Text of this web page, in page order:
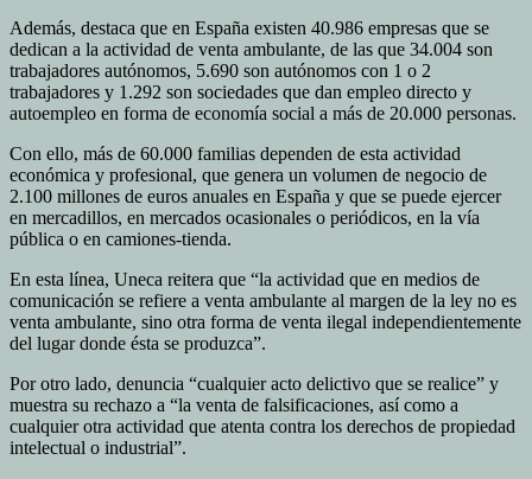
Además, destaca que en España existen 40.986 empresas que se
dedican a la actividad de venta ambulante, de las que 34.004 son
trabajadores autónomos, 5.690 son autónomos con 1 o 2
trabajadores y 1.292 son sociedades que dan empleo directo y
autoempleo en forma de economía social a más de 20.000 personas.
Con ello, más de 60.000 familias dependen de esta actividad
económica y profesional, que genera un volumen de negocio de
2.100 millones de euros anuales en España y que se puede ejercer
en mercadillos, en mercados ocasionales o periódicos, en la vía
pública o en camiones-tienda.
En esta línea, Uneca reitera que “la actividad que en medios de
comunicación se refiere a venta ambulante al margen de la ley no es
venta ambulante, sino otra forma de venta ilegal independientemente
del lugar donde ésta se produzca”.
Por otro lado, denuncia “cualquier acto delictivo que se realice” y
muestra su rechazo a “la venta de falsificaciones, así como a
cualquier otra actividad que atenta contra los derechos de propiedad
intelectual o industrial”.